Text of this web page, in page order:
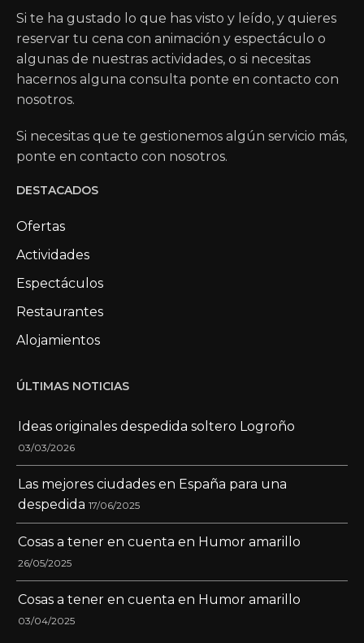
Si te ha gustado lo que has visto y leído, y quieres
reservar tu cena con animación y espectáculo o
algunas de nuestras actividades, o si necesitas
hacernos alguna consulta ponte en contacto con
nosotros.
Si necesitas que te gestionemos algún servicio más,
ponte en contacto con nosotros.
DESTACADOS
Ofertas
Actividades
Espectáculos
Restaurantes
Alojamientos
ÚLTIMAS NOTICIAS
Ideas originales despedida soltero Logroño
03/03/2026
Las mejores ciudades en España para una
despedida 17/06/2025
Cosas a tener en cuenta en Humor amarillo
26/05/2025
Cosas a tener en cuenta en Humor amarillo
03/04/2025